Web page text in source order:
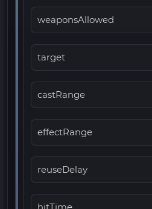
weaponsAllowed
target
castRange
effectRange
reuseDelay